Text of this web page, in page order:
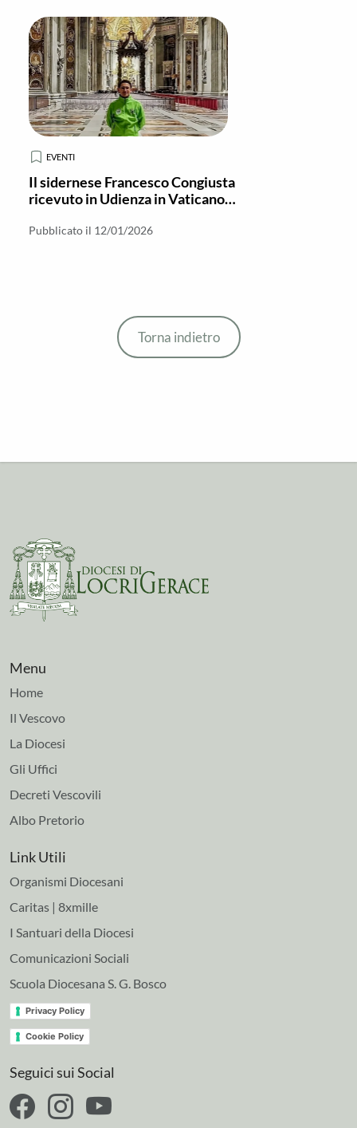
EVENTI
Il sidernese Francesco Congiusta
ricevuto in Udienza in Vaticano
Pubblicato il 12/01/2026
Torna indietro
Menu
Home
Il Vescovo
La Diocesi
Gli Uffici
Decreti Vescovili
Albo Pretorio
Link Utili
Organismi Diocesani
Caritas | 8xmille
I Santuari della Diocesi
Comunicazioni Sociali
Scuola Diocesana S. G. Bosco
Privacy Policy
Cookie Policy
Seguici sui Social